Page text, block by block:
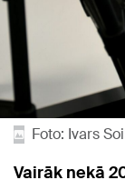
Foto: Ivars
Vairāk nekā